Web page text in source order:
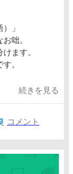
」
咄。
ます。​
。​
続きを見る
コメント